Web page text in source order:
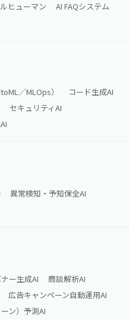
ヒューマン
AI FAQシステム
／MLOps）
コード生成AI
セキュリティAI
異常検知・予知保全AI
ー生成AI
商談解析AI
広告キャンペーン自動運用AI
ン）予測AI